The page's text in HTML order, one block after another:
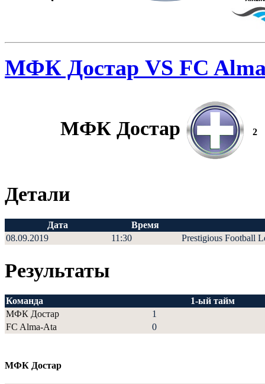
МФК Достар VS FC
МФК Достар 2
Детали
Дата
Время
08.09.2019
11:30 Prestigious Football
Результаты
Команда
1-ый тайм
МФК Достар
1
FC Alma-Ata
0
МФК Достар